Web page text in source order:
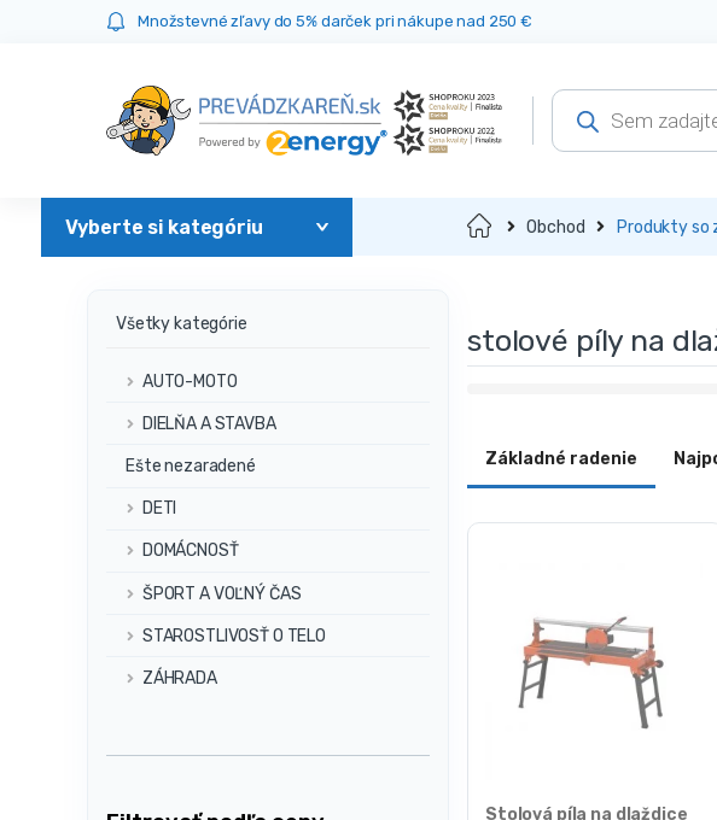
Množstevné zľavy do 5% darček pri nákupe nad 250 €
Products
search
Domov Obchod Produkty so
stolové píly na
Základné radenie
Stolová píla na dlaždice
Všetky kategórie
AUTO-MOTO
DIELŇA A STAVBA
Ešte nezaradené
DETI
DOMÁCNOSŤ
ŠPORT A VOĽNÝ ČAS
STAROSTLIVOSŤ O TELO
ZÁHRADA